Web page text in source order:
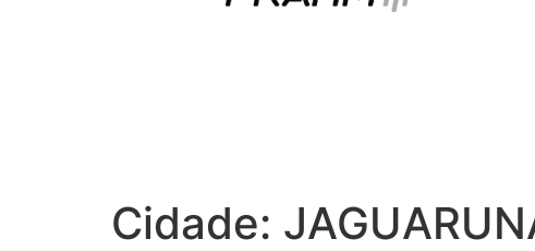
Cidade: